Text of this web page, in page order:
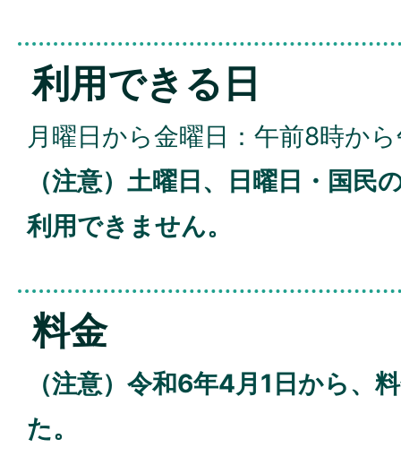
利用できる日
月曜日から金曜日：午前8時か
（注意）土曜日、日曜日・国民
利用できません。
料金
（注意）令和6年4月1日から、
た。